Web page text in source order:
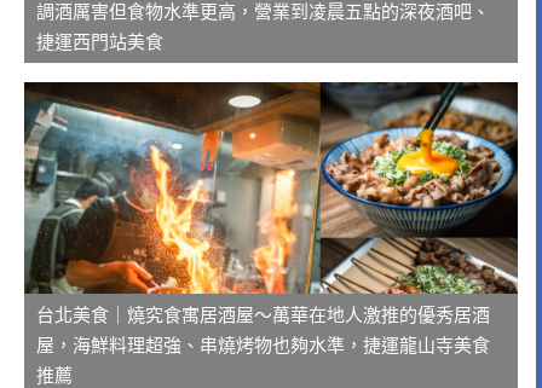
調酒厲害但食物水準更高，營業到凌晨五點的深夜酒吧、
捷運西門站美食
台北美食｜燒究食寓居酒屋～萬華在地人激推的優秀居酒
屋，海鮮料理超強、串燒烤物也夠水準，捷運龍山寺美食
推薦